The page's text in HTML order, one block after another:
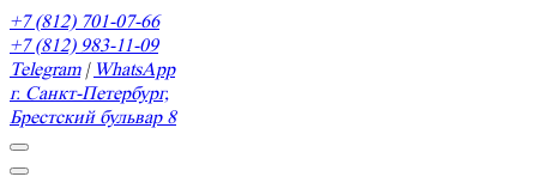
+7 (812) 701-07-66
+7 (812) 983-11-09
Telegram| WhatsApp
г. Санкт-Петербург,
Брестский бульвар 8